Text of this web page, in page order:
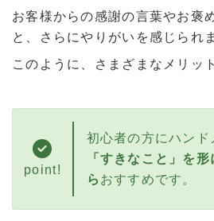
お客様からの感謝の言葉やお褒
と、さらにやりがいを感じられ
このように、さまざまなメリッ
point!
初心者の方にハンド
「すきなこと」を
ら おすすめです。